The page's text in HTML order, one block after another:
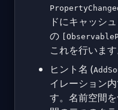
ドにキャッシ
の
これを行います
ヒント名 (
イレーション
す。名前空間